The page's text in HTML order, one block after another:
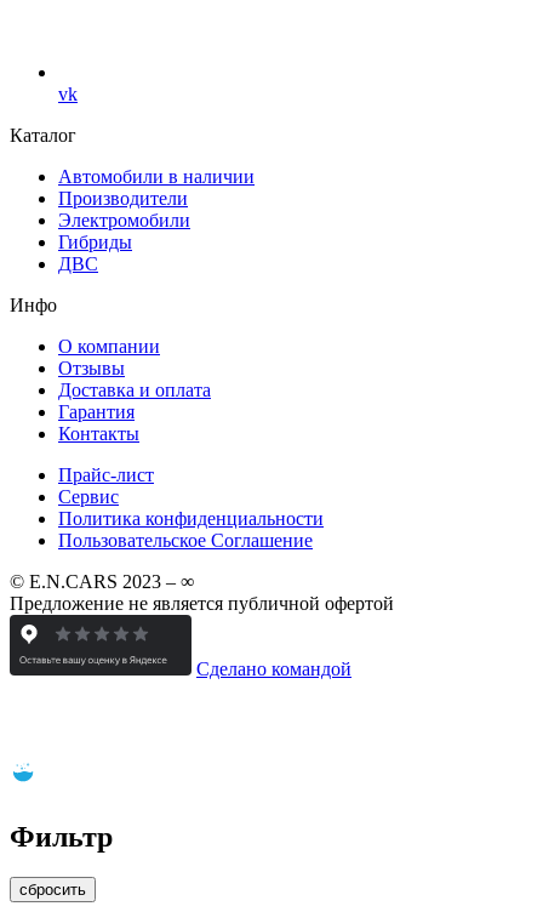
vk
Каталог
Автомобили в наличии
Производители
Электромобили
Гибриды
ДВС
Инфо
О компании
Отзывы
Доставка и оплата
Гарантия
Контакты
Прайс-лист
Сервис
Политика конфиденциальности
Пользовательское Соглашение
© E.N.CARS 2023 – ∞
Предложение не является публичной офертой
Сделано командой
Фильтр
сбросить